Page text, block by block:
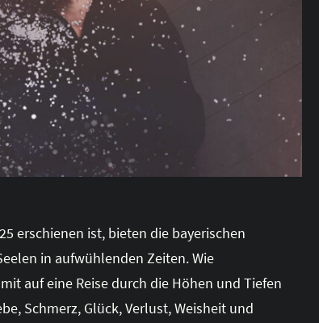
erschienen ist, bieten die bayerischen
in aufwühlenden Zeiten. Wie
auf eine Reise durch die Höhen und Tiefen
Schmerz, Glück, Verlust, Weisheit und